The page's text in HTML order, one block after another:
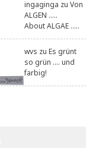
ingaginga zuVon
ALGEN .....
About ALGAE .....
wvs zuEs grünt
so grün .... und
farbig!